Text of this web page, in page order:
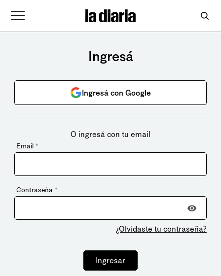
Ingresá
Ingresá con Google
O ingresá con tu email
Email *
Contraseña *
¿Olvidaste tu contraseña?
Ingresar